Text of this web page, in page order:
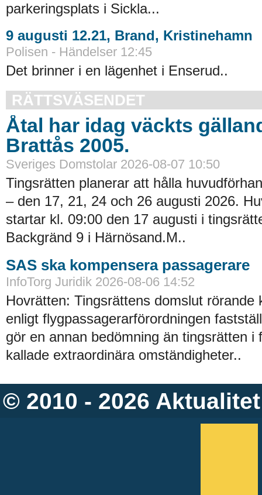
parkeringsplats i Sickla...
9 augusti 12.21, Brand, Kristinehamn
Polisen - Händelser 12:45
Det brinner i en lägenhet i Enserud..
RÄTTSVÄSENDET
Åtal har idag väckts
Brattås 2005.
Sveriges Domstolar 2026-08-07 10:50
Tingsrätten planerar att hålla
– den 17, 21, 24 och 26 augusti 2026.
startar kl. 09:00 den 17 augusti i
Backgränd 9 i Härnösand.M..
SAS ska kompensera passagerare
InfoTorg Juridik 2026-08-06 14:52
Hovrätten: Tingsrättens domslut rörande
enligt flygpassagerarförordningen
gör en annan bedömning än tingsrätten i
kallade extraordinära omständigheter..
© 2010 - 2026 Aktualitet